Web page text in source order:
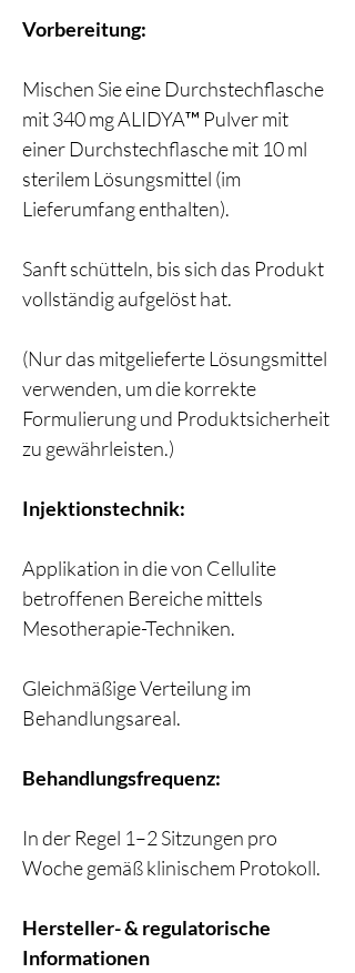
Vorbereitung:
Mischen Sie eine Durchstechflasche
mit 340 mg ALIDYA™ Pulver mit
einer Durchstechflasche mit 10 ml
sterilem Lösungsmittel (im
Lieferumfang enthalten).
Sanft schütteln, bis sich das Produkt
vollständig aufgelöst hat.
(Nur das mitgelieferte Lösungsmittel
verwenden, um die korrekte
Formulierung und Produktsicherheit
zu gewährleisten.)
Injektionstechnik:
Applikation in die von Cellulite
betroffenen Bereiche mittels
Mesotherapie-Techniken.
Gleichmäßige Verteilung im
Behandlungsareal.
Behandlungsfrequenz:
In der Regel 1–2 Sitzungen pro
Woche gemäß klinischem Protokoll.
Hersteller- & regulatorische
Informationen